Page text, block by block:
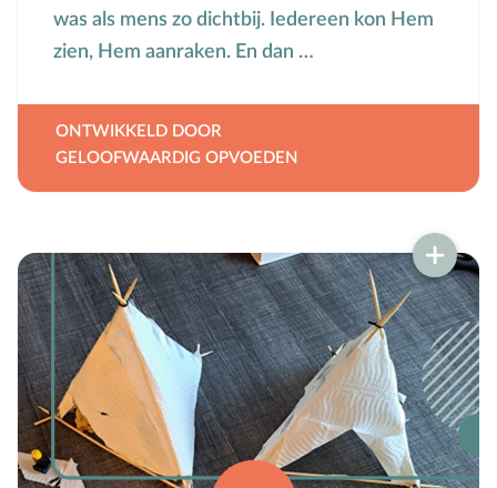
Hervormingsdag
Huwelijk
Kerkgeschiedenis
Kerst
Kindermishandeling/-misbruik
Kleuter
L
Lichamelijke ontwikkeling
M
Meerbegaafd/hoogbegaafd
Mensbeeld
Moeder-kindrelatie
Muziek
was als mens zo dichtbij. Iedereen kon Hem
zien, Hem aanraken. En dan …
ONTWIKKELD DOOR
GELOOFWAARDIG OPVOEDEN